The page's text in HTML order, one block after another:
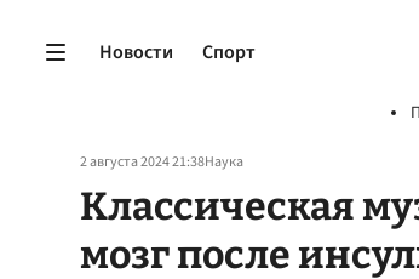
Новости Спорт
2 августа 2024 21:38Наука
Классическая
мозг после